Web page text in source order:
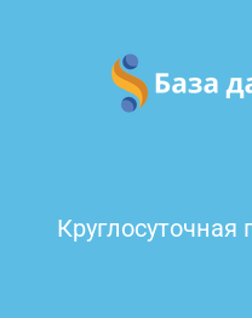
содержимому